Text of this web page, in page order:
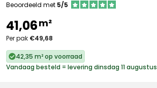
Beoordeeld met 5/5
41,06m²
Per pak €49,68
42,35 m² op voorraad
Vandaag besteld = levering dinsdag 11 augustus